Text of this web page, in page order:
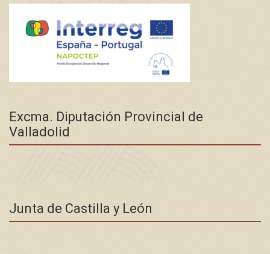
Excma. Diputación Provincial de
Valladolid
Junta de Castilla y León